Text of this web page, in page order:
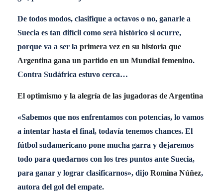
De todos modos, clasifique a octavos o no, ganarle a
Suecia es tan difícil como será histórico si ocurre,
porque va a ser la primera vez en su historia que
Argentina gana un partido en un Mundial femenino.
Contra Sudáfrica estuvo cerca…
El optimismo y la alegría de las jugadoras de Argentina
«Sabemos que nos enfrentamos con potencias, lo vamos
a intentar hasta el final, todavía tenemos chances. El
fútbol sudamericano pone mucha garra y dejaremos
todo para quedarnos con los tres puntos ante Suecia,
para ganar y lograr clasificarnos», dijo Romina Núñez,
autora del gol del empate.